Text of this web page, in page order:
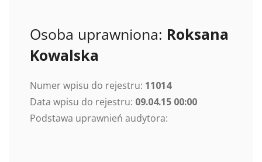
Osoba uprawniona: Roksana
Kowalska
Numer wpisu do rejestru: 11014
Data wpisu do rejestru: 09.04.15 00:00
Podstawa uprawnień audytora: